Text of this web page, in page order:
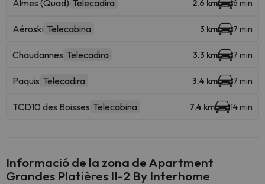
Almes (Quad) Telecadira 2.6 km 6 min
Aéroski Telecabina 3 km 7 min
Chaudannes Telecadira 3.3 km 7 min
Paquis Telecadira 3.4 km 7 min
TCD10 des Boisses Telecabina 7.4 km 14 min
Informació de la zona de Apartment
Grandes Platières II-2 By Interhome